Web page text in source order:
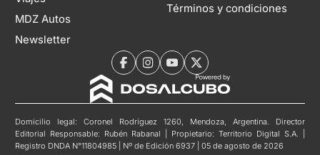
MDZ Autos
Newsletter
Términos y condiciones
Domicilio legal: Coronel Rodríguez 1260, Mendoza, Argentina. Director
Editorial Responsable: Rubén Rabanal | Propietario: Territorio Digital S.A. |
Registro DNDA N°11804985 | Nº de Edición 6937 | 05 de agosto de 2026